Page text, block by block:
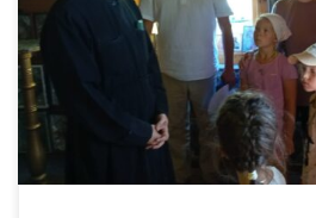
муниципального округа. Совершив
часовне, взрослые и дети окунулись
источника. Затем, на природе
играли в подвижные игры. Детям
заключительная русская игра